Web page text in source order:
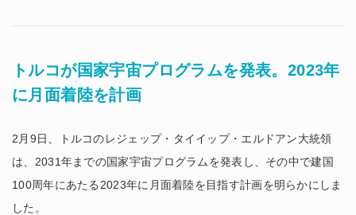
トルコが国家宇宙プログラムを発表。2023年
に月面着陸を計画
2月9日、トルコのレジェップ・タイイップ・エルドアン大統領
は、2031年までの国家宇宙プログラムを発表し、その中で建国
100周年にあたる2023年に月面着陸を目指す計画を明らかにしま
した。